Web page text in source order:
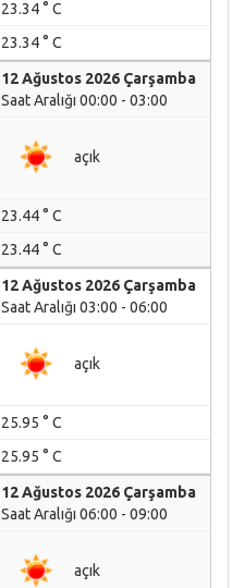
23.34 ° C
23.34 ° C
12 Ağustos 2026 Çarşamba
Saat Aralığı 00:00 - 03:00
açık
23.44 ° C
23.44 ° C
12 Ağustos 2026 Çarşamba
Saat Aralığı 03:00 - 06:00
açık
25.95 ° C
25.95 ° C
12 Ağustos 2026 Çarşamba
Saat Aralığı 06:00 - 09:00
açık